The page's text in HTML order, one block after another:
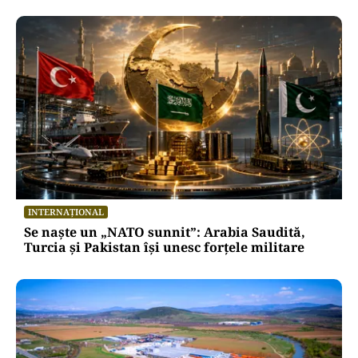
INTERNAȚIONAL
Se naște un „NATO sunnit”: Arabia Saudită,
Turcia și Pakistan își unesc forțele militare